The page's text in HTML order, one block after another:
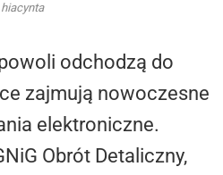
hiacynta
odchodzą do
zajmują nowoczesne
elektroniczne.
Obrót Detaliczny,